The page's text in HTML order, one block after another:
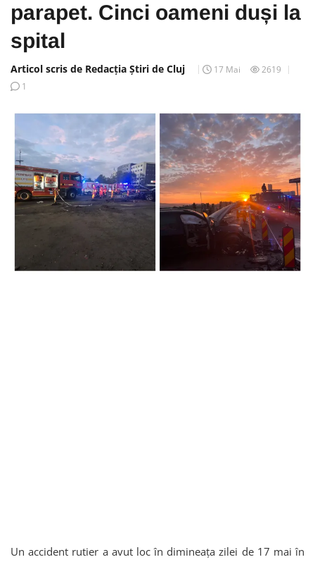
parapet. Cinci oameni duși la
spital
Articol scris de Redacția Știri de Cluj 17 Mai
2619
1
Un accident rutier a avut loc în dimineața zilei de 17 mai în